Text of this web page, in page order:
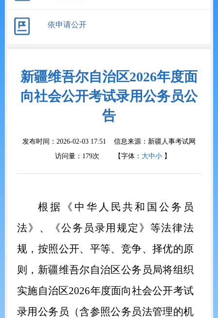
事业人员招聘依申请公开
新疆维吾尔自治区2026年度面
向社会公开考试录用公务员公
告
发布时间：2026-02-03 17:51 信息来源： 新疆人事考试网
访问量： 179次 【字体： 大中小】
根据
《中华人民共和国公务员
法》、
《公务员录用规定》等法律法
规，按照公开、平等、竞争、择优的原
则，新疆维吾尔自治区公务员局将组织
实施自治区2026年度面向社会公开考试
录用公务员（含参照公务员法管理的机